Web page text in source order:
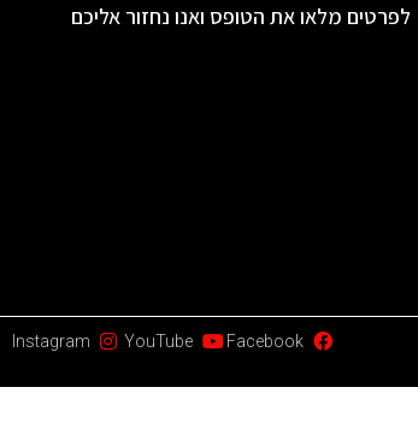
לפרטים מלאו את הטופס ואנו נחזור אליכם
Facebook
YouTube
Instagram